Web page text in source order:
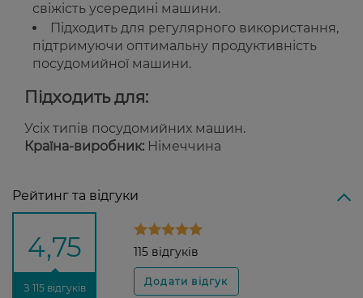
свіжість усередині машини.
Підходить для регулярного використання,
підтримуючи оптимальну продуктивність
посудомийної машини.
Підходить для:
Усіх типів посудомийних машин.
Країна-виробник: Німеччина
Рейтинг та відгуки
4,75
З 115 відгуків
115 відгуків